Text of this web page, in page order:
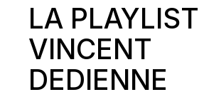
LA
VINCENT
DEDIENNE